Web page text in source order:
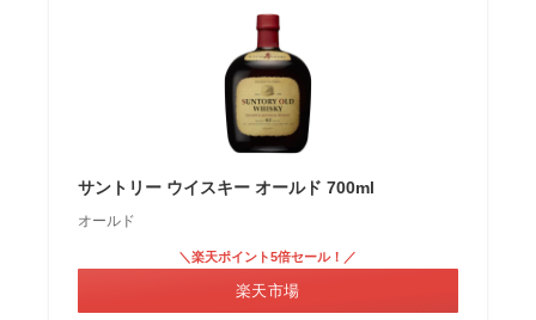
サントリー ウイスキー オールド 700ml
オールド
＼楽天ポイント5倍セール！／
楽天市場